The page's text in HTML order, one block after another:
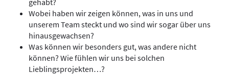
gehabt?
Wobei haben wir zeigen können, was in uns und
unserem Team steckt und wo sind wir sogar über uns
hinausgewachsen?
Was können wir besonders gut, was andere nicht
können? Wie fühlen wir uns bei solchen
Lieblingsprojekten…?